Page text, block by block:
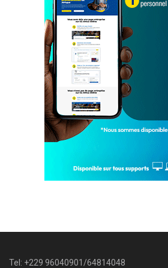
Tel: +229 96040901/64814048